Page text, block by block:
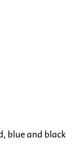
blue and black